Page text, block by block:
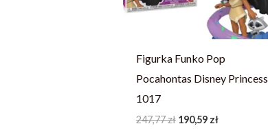
Figurka Funko Pop
Pocahontas Disney Princess
1017
247,77zł 190,59 zł